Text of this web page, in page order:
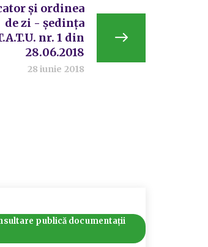
și ordinea
de zi - ședința
nr. 1 din
28.06.2018
28 iunie 2018
publică documentații